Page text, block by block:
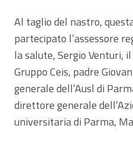
Al taglio del nastro,
partecipato l’assessore
la salute, Sergio Venturi,
Gruppo Ceis, padre
generale dell’Ausl di
direttore generale
universitaria di Parma,